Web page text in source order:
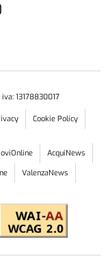
13178830017
Cookie Policy
AcquiNews
ValenzaNews